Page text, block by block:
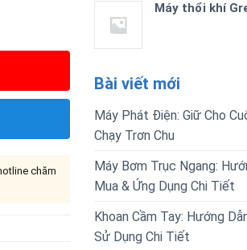
Máy thổi khí
Bài viết mới
Máy Phát Điện: Giữ Cho
Chạy Trơn Chu
Máy Bơm Trục Ngang:
Mua & Ứng Dụng Chi Tiết
Khoan Cầm Tay: Hướng
Sử Dụng Chi Tiết
chăm